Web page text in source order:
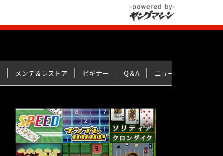
メンテ＆レストア ビギナー Q＆A ニュース＆トピックス